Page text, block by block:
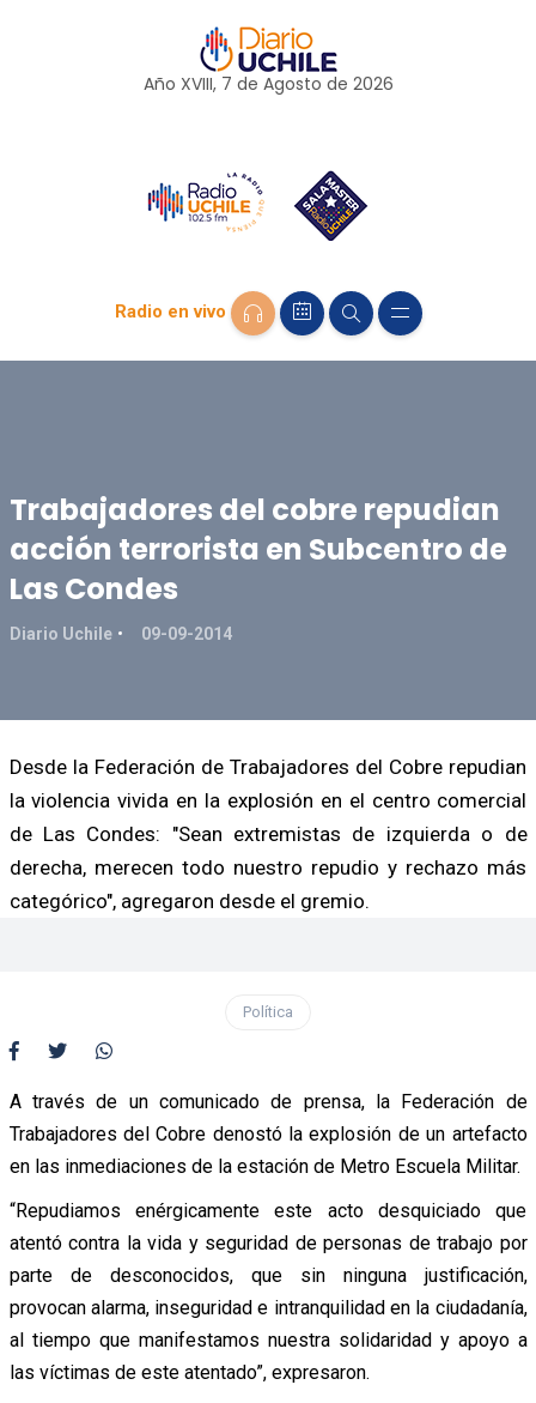
Año XVIII, 7 de Agosto de 2026
Radio en vivo
Trabajadores del cobre repudian
acción terrorista en Subcentro de
Las Condes
Diario Uchile 09-09-2014
Desde la Federación de Trabajadores del Cobre repudian
la violencia vivida en la explosión en el centro comercial
de Las Condes: "Sean extremistas de izquierda o de
derecha, merecen todo nuestro repudio y rechazo más
categórico", agregaron desde el gremio.
Política
A través de un comunicado de prensa, la Federación de
Trabajadores del Cobre denostó la explosión de un artefacto
en las inmediaciones de la estación de Metro Escuela Militar.
“Repudiamos enérgicamente este acto desquiciado que
atentó contra la vida y seguridad de personas de trabajo por
parte de desconocidos, que sin ninguna justificación,
provocan alarma, inseguridad e intranquilidad en la ciudadanía,
al tiempo que manifestamos nuestra solidaridad y apoyo a
las víctimas de este atentado”, expresaron.